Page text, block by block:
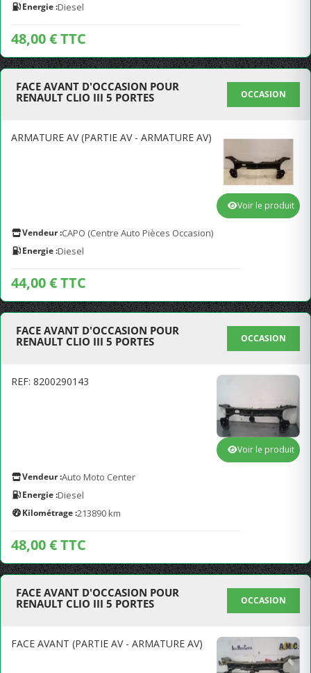
Energie :Diesel
48,00 € TTC
FACE AVANT D'OCCASION POUR
RENAULT CLIO III 5 PORTES
OCCASION
ARMATURE AV (PARTIE AV - ARMATURE AV)
Vendeur :CAPO (Centre Auto Pièces Occasion)
Energie :Diesel
44,00 € TTC
Voir le produit
FACE AVANT D'OCCASION POUR
RENAULT CLIO III 5 PORTES
OCCASION
REF: 8200290143
Vendeur :Auto Moto Center
Energie :Diesel
Kilométrage :213890 km
48,00 € TTC
Voir le produit
FACE AVANT D'OCCASION POUR
RENAULT CLIO III 5 PORTES
OCCASION
FACE AVANT (PARTIE AV - ARMATURE AV)